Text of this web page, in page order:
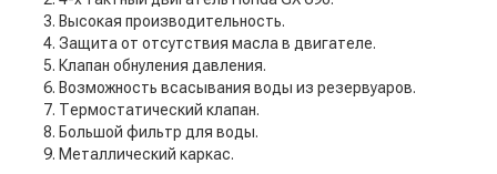
Высокая производительность.
Защита от отсутствия масла в двигателе.
Клапан обнуления давления.
Возможность всасывания воды из резервуаров.
Термостатический клапан.
Большой фильтр для воды.
Металлический каркас.